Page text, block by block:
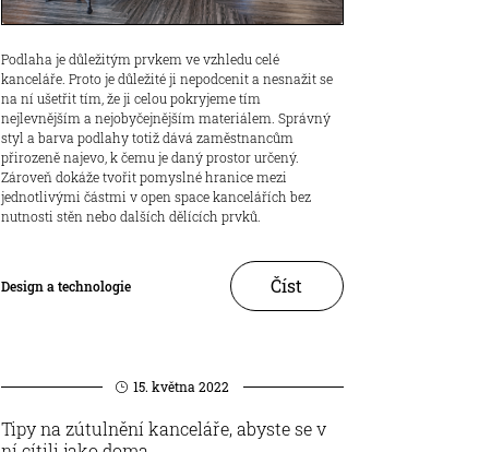
Podlaha je důležitým prvkem ve vzhledu celé
kanceláře. Proto je důležité ji nepodcenit a nesnažit se
na ní ušetřit tím, že ji celou pokryjeme tím
nejlevnějším a nejobyčejnějším materiálem. Správný
styl a barva podlahy totiž dává zaměstnancům
přirozeně najevo, k čemu je daný prostor určený.
Zároveň dokáže tvořit pomyslné hranice mezi
jednotlivými částmi v open space kancelářích bez
nutnosti stěn nebo dalších dělících prvků.
Design a technologie Číst
15. května 2022
Tipy na zútulnění kanceláře, abyste se v